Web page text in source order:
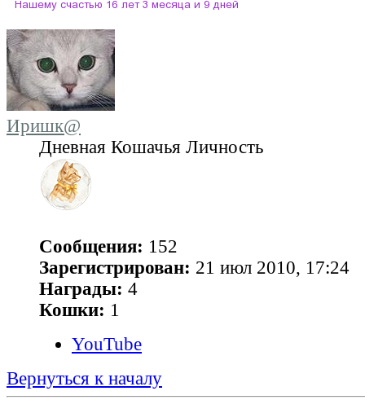
Иришк@
Дневная Кошачья Личность
Сообщения: 152
Зарегистрирован: 21 июл 2010, 17:24
Награды: 4
Кошки: 1
YouTube
Вернуться к началу